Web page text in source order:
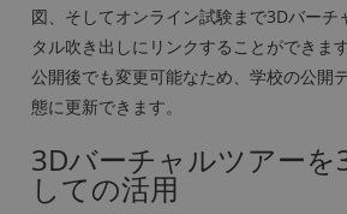
図、そしてオンライン試験まで3Dバーチ
タル吹き出しにリンクすることができま
公開後でも変更可能なため、学校の公開
態に更新できます。
3Dバーチャルツアーを
しての活用